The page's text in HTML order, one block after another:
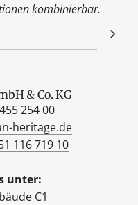
kombinierbar.
& Co. KG
254 00
heritage.de
116 719 10
unter:
C1